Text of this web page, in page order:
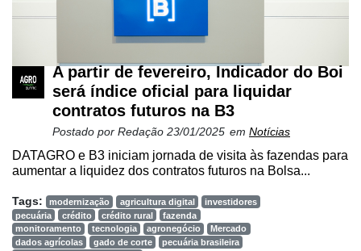
e
E-
Commerce
Informatização
Agricultura
Vertical
Software
Empresarial
A partir de fevereiro, Indicador do Boi
será índice oficial para liquidar
contratos futuros na B3
Postado por Redação 23/01/2025 em Notícias
DATAGRO e B3 iniciam jornada de visita às fazendas para
aumentar a liquidez dos contratos futuros na Bolsa...
Tags: modernização agricultura digital
investidores
pecuária
crédito crédito rural
fazenda
monitoramento
tecnologia agronegócio
Mercado
dados agrícolas
gado de corte
pecuária brasileira